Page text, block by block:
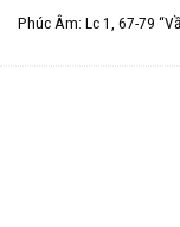
Phúc Âm: Lc 1, 67-79